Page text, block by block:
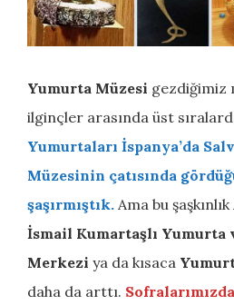
Yumurta Müzesi gezdiğimiz
ilginçler arasında üst
Yumurtaları İspanya’da
Müzesinin çatısında
şaşırmıştık. Ama bu
İsmail Kumartaşlı Yumurta
Merkezi ya da kısaca
daha da arttı.